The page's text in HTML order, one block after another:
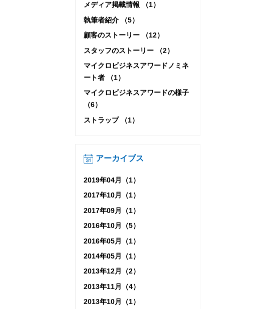
メディア掲載情報 （1）
執筆者紹介 （5）
顧客のストーリー （12）
スタッフのストーリー （2）
マイクロビジネスアワードノミネ
ート者 （1）
マイクロビジネスアワードの様子
（6）
ストラップ （1）
アーカイブス
2019年04月（1）
2017年10月（1）
2017年09月（1）
2016年10月（5）
2016年05月（1）
2014年05月（1）
2013年12月（2）
2013年11月（4）
2013年10月（1）